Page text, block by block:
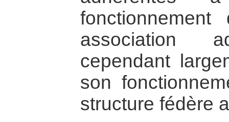
association
cependant
son
structure fédère